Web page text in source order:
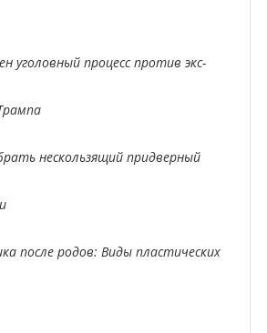
уголовный процесс против экс-
нескользящий придверный
после родов: Виды пластических